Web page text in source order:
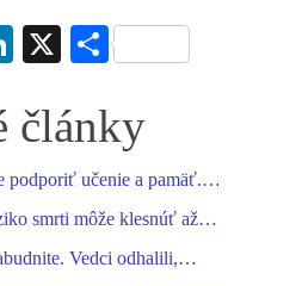
Li
ed
X S
re
články
podporiť učenie a pamäť.…
smrti môže klesnúť až…
Vedci odhalili,…